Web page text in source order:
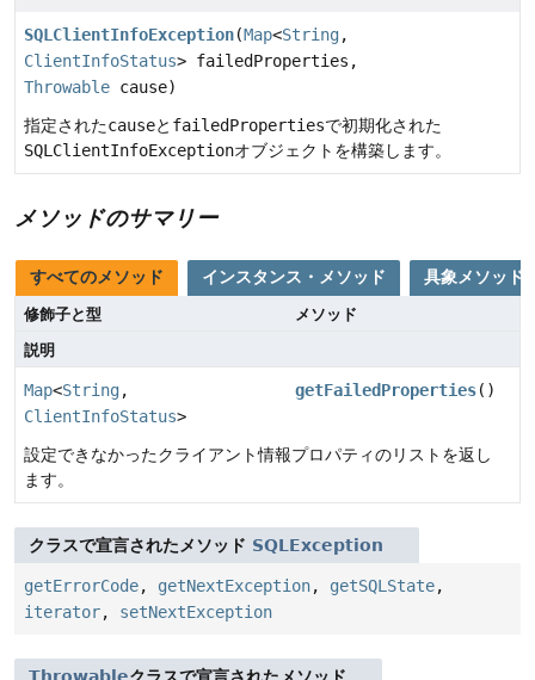
SQLClientInfoException(Map<String,
ClientInfoStatus> failedProperties,
Throwable cause)
指定されたcauseと failedPropertiesで初期化された
SQLClientInfoExceptionオブジェクトを構築します。
メソッドのサマリー
すべてのメソッド インスタンス・メソッド 具象メソッド
修飾子と型
メソッド
説明
Map<String,
ClientInfoStatus>
getFailedProperties()
設定できなかったクライアント情報プロパティのリストを返し
ます。
クラスで宣言されたメソッド SQLException
getErrorCode, getNextException, getSQLState,
iterator, setNextException